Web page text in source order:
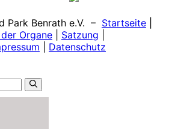
Park Benrath e.V. – Startseite
Organe Satzung
Datenschutz